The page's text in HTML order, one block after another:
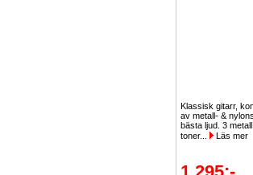
Klassisk gitarr,
av metall- &
bästa ljud. 3
toner...
Läs mer